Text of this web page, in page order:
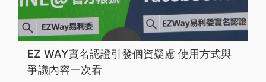
EZ WAY實名認證引發個資疑慮 使用方式與
爭議內容一次看